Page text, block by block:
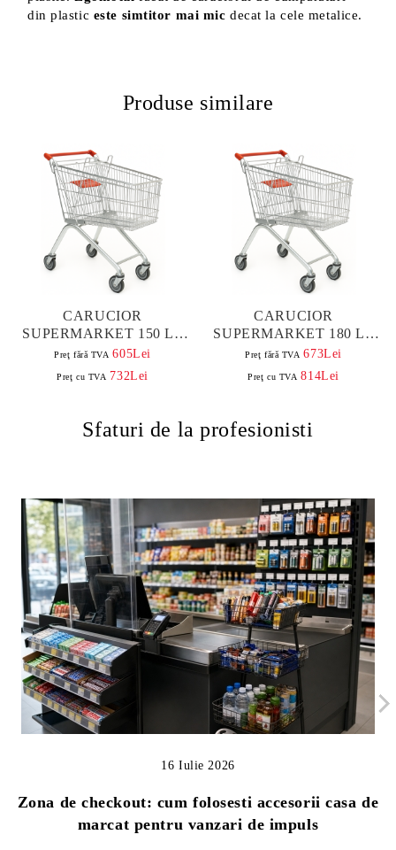
din plastic este simtitor mai mic decat la cele metalice.
Produse similare
CARUCIOR
SUPERMARKET 150 LT
CU BABYSEAT
Preţ fără TVA 605Lei
Preţ cu TVA 732Lei
CARUCIOR
SUPERMARKET 180 LT
CU BABYSEAT
Preţ fără TVA 673Lei
Preţ cu TVA 814Lei
Sfaturi de la profesionisti
Zona de checkout: cum folosesti accesorii casa de
marcat pentru vanzari de impuls
16 Iulie 2026